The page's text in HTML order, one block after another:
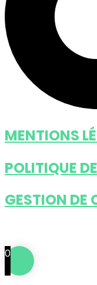
MENTIONS
POLITIQUE
GESTION DE
0